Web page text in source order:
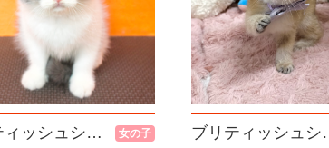
ブリティッシュショートヘア 女の子 ブリテ